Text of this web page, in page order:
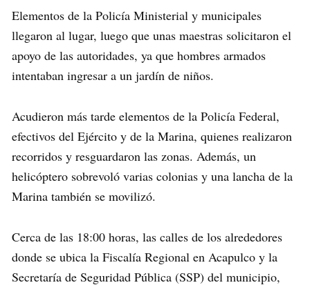
Elementos de la Policía Ministerial y municipales
llegaron al lugar, luego que unas maestras solicitaron el
apoyo de las autoridades, ya que hombres armados
intentaban ingresar a un jardín de niños.
Acudieron más tarde elementos de la Policía Federal,
efectivos del Ejército y de la Marina, quienes realizaron
recorridos y resguardaron las zonas. Además, un
helicóptero sobrevoló varias colonias y una lancha de la
Marina también se movilizó.
Cerca de las 18:00 horas, las calles de los alrededores
donde se ubica la Fiscalía Regional en Acapulco y la
Secretaría de Seguridad Pública (SSP) del municipio,